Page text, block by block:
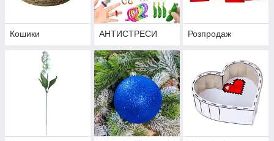
Кошики АНТИСТРЕСИ Розпродаж